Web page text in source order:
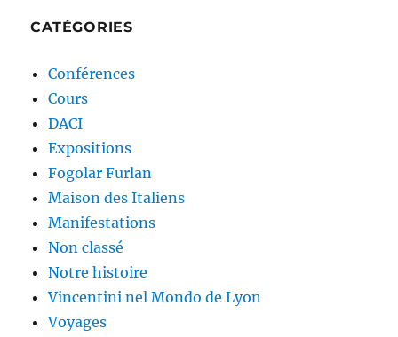
CATÉGORIES
Conférences
Cours
DACI
Expositions
Fogolar Furlan
Maison des Italiens
Manifestations
Non classé
Notre histoire
Vincentini nel Mondo de Lyon
Voyages